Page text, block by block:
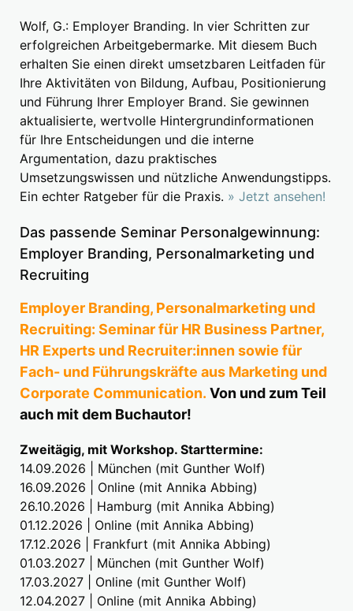
Wolf, G.: Employer Branding. In vier Schritten zur
erfolgreichen Arbeitgebermarke. Mit diesem Buch
erhalten Sie einen direkt umsetzbaren Leitfaden für
Ihre Aktivitäten von Bildung, Aufbau, Positionierung
und Führung Ihrer Employer Brand. Sie gewinnen
aktualisierte, wertvolle Hintergrundinformationen
für Ihre Entscheidungen und die interne
Argumentation, dazu praktisches
Umsetzungswissen und nützliche Anwendungstipps.
Ein echter Ratgeber für die Praxis. » Jetzt ansehen!
Das passende Seminar Personalgewinnung:
Employer Branding, Personalmarketing und
Recruiting
Employer Branding, Personalmarketing und
Recruiting: Seminar für HR Business Partner,
HR Experts und Recruiter:innen sowie für
Fach- und Führungskräfte aus Marketing und
Corporate Communication. Von und zum Teil
auch mit dem Buchautor!
Zweitägig, mit Workshop. Starttermine:
14.09.2026 | München (mit Gunther Wolf)
16.09.2026 | Online (mit Annika Abbing)
26.10.2026 | Hamburg (mit Annika Abbing)
01.12.2026 | Online (mit Annika Abbing)
17.12.2026 | Frankfurt (mit Annika Abbing)
01.03.2027 | München (mit Gunther Wolf)
17.03.2027 | Online (mit Gunther Wolf)
12.04.2027 | Online (mit Annika Abbing)